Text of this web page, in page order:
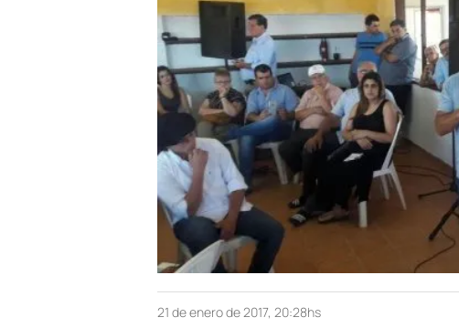
21 de enero de 2017, 20:28hs